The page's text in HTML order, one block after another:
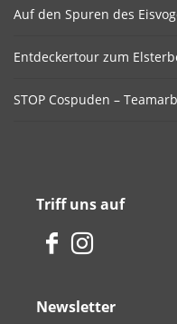
Auf den Spuren des
Entdeckertour zum
STOP Cospuden –
Triff uns auf
Newsletter